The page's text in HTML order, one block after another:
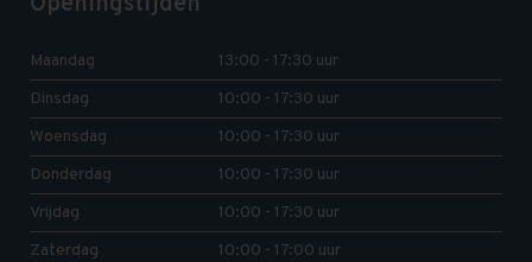
Maandag
13:00 - 17:30 uur
Dinsdag
10:00 - 17:30 uur
Woensdag
10:00 - 17:30 uur
Donderdag
10:00 - 17:30 uur
Vrijdag
10:00 - 17:30 uur
Zaterdag
10:00 - 17:00 uur